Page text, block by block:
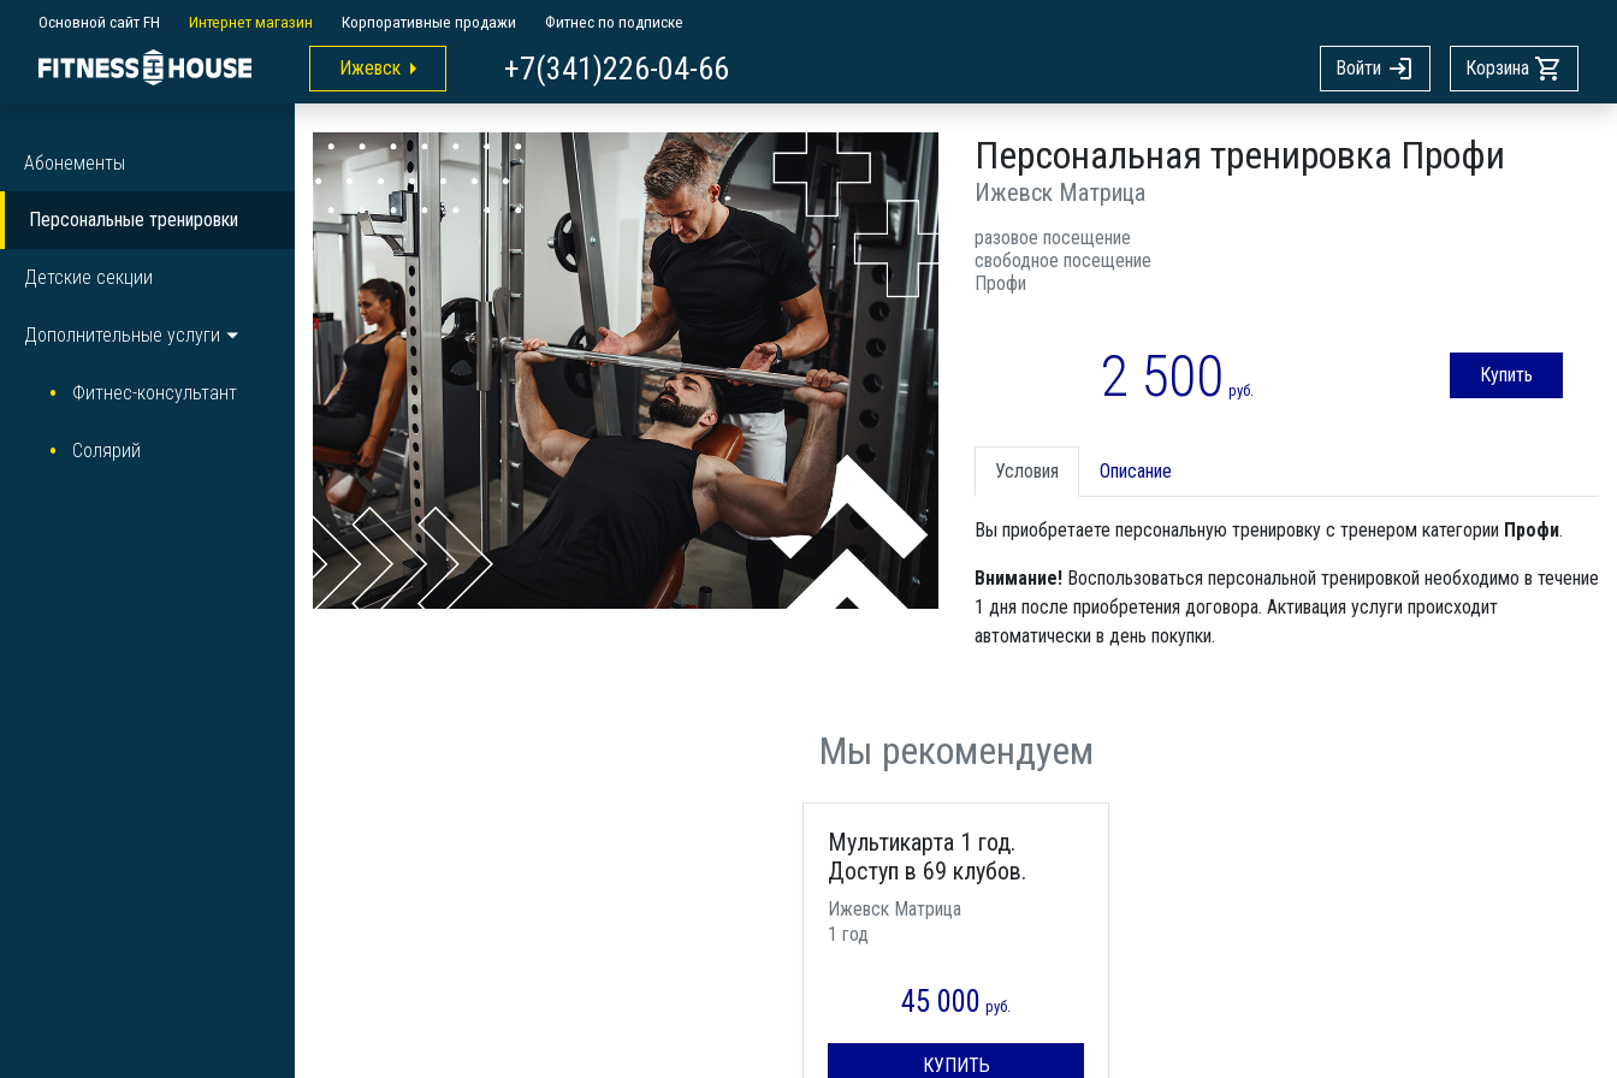
Основной сайт FH Интернет магазин Корпоративные продажи Фитнес по подписке
Ижевск +7(341)226-04-66 Войти Корзина
Абонементы
Персональные тренировки
Детские секции
Дополнительные услуги
Фитнес-консультант
Солярий
Персональная тренировка Профи
Ижевск Матрица
разовое посещение
свободное посещение
Профи
2 500 руб.
Купить
Условия Описание
Вы приобретаете персональную тренировку с тренером категории Профи.
Внимание!Воспользоваться персональной тренировкой необходимо в течение
1 дня после приобретения договора. Активация услуги происходит
автоматически в день покупки.
Мы рекомендуем
Мультикарта 1 год.
Доступ в 69 клубов.
Ижевск Матрица
1 год
45 000 руб.
КУПИТЬ